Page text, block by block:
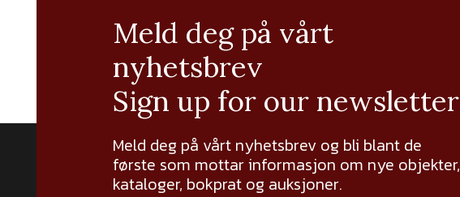
Meld deg på vårt
nyhetsbrev
Sign up for our newsletter
Meld deg på vårt nyhetsbrev og bli blant de
første som mottar informasjon om nye objekter,
kataloger, bokprat og auksjoner.